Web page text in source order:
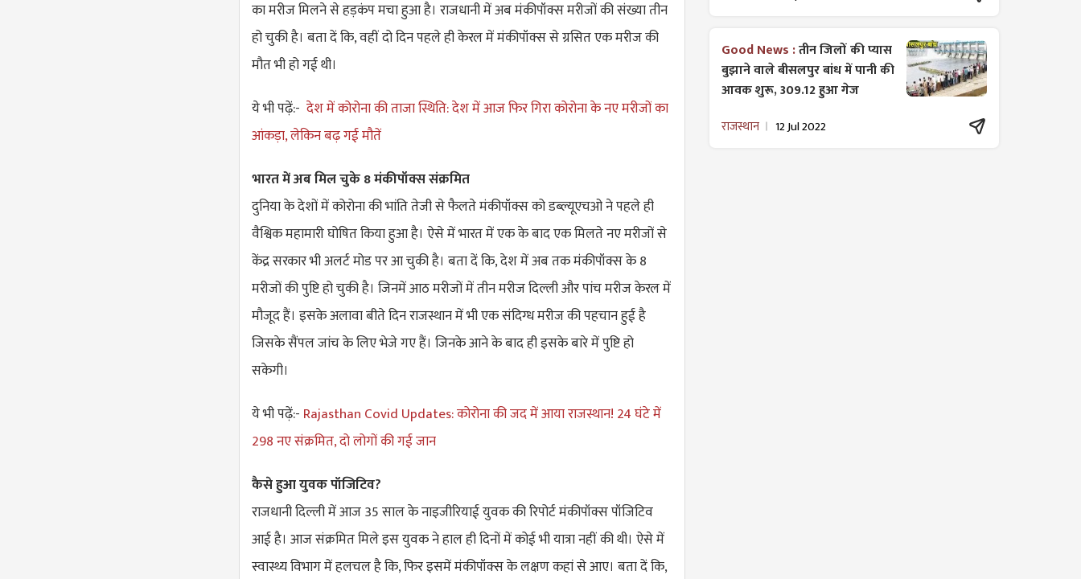
का मरीज मिलने से हड़कंप मचा हुआ है। राजधानी में अब मंकीपॉक्स मरीजों की संख्या तीन
हो चुकी है। बता दें कि, वहीं दो दिन पहले ही केरल में मंकीपॉक्स से ग्रसित एक मरीज की
मौत भी हो गई थी।
ये भी पढ़ें:- देश में कोरोना की ताजा स्थिति: देश में आज फिर गिरा कोरोना के नए मरीजों का
आंकड़ा, लेकिन बढ़ गई मौतें
भारत में अब मिल चुके 8 मंकीपॉक्स संक्रमित
दुनिया के देशों में कोरोना की भांति तेजी से फैलते मंकीपॉक्स को डब्ल्यूएचओ ने पहले ही
वैश्विक महामारी घोषित किया हुआ है। ऐसे में भारत में एक के बाद एक मिलते नए मरीजों से
केंद्र सरकार भी अलर्ट मोड पर आ चुकी है। बता दें कि, देश में अब तक मंकीपॉक्स के 8
मरीजों की पुष्टि हो चुकी है। जिनमें आठ मरीजों में तीन मरीज दिल्ली और पांच मरीज केरल में
मौजूद हैं। इसके अलावा बीते दिन राजस्थान में भी एक संदिग्ध मरीज की पहचान हुई है
जिसके सैंपल जांच के लिए भेजे गए हैं। जिनके आने के बाद ही इसके बारे में पुष्टि हो
सकेगी।
ये भी पढ़ें:- Rajasthan Covid Updates: कोरोना की जद में आया राजस्थान! 24 घंटे में
298 नए संक्रमित, दो लोगों की गई जान
कैसे हुआ युवक पॉजिटिव?
राजधानी दिल्ली में आज 35 साल के नाइजीरियाई युवक की रिपोर्ट मंकीपॉक्स पॉजिटिव
आई है। आज संक्रमित मिले इस युवक ने हाल ही दिनों में कोई भी यात्रा नहीं की थी। ऐसे में
स्वास्थ्य विभाग में हलचल है कि, फिर इसमें मंकीपॉक्स के लक्षण कहां से आए। बता दें कि,
Good News :तीन जिलों की प्यास
बुझाने वाले बीसलपुर बांध में पानी की
आवक शुरू, 309.12 हुआ गेज
राजस्थान 12 Jul 2022